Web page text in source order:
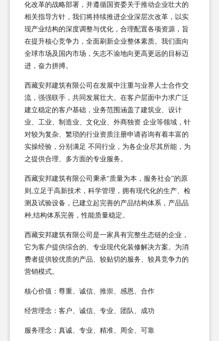
化改革的战略部署，并遵循国资委关于推动企业壮大的
相关指导方针，我们将持续推进企业深层次改革，以实
现产业结构的深度调整与优化，合理配置各项资源，旨
在提升核心竞争力，全面刷新企业整体素质。我们面向
全球市场及国内市场，矢志不渝地向更高更远的目标迈
进，奋力拼搏。
西藏安邦建筑有限公司在发展中注重与业界人士合作交
流，强强联手，共同发展壮大。在客户层面中力求广泛
建立稳定的客户基础，业务范围涵盖了建筑业、设计
业、工业、制造业、文化业、外商独资 企业等领域，针
对较为复杂、繁琐的行业资质注册申请咨询有着丰富的
实操经验，分别满足 不同行业，为各企业尽其所能，为
之提供合理、多方面的专业服务。
西藏安邦建筑有限公司秉承“质量为本，服务社会”的原
则,立足于高新技术，科学管理，拥有现代化的生产、检
测及试验设备，已建立起完善的产品结构体系，产品品
种,结构体系完善，性能质量稳定。
西藏安邦建筑有限公司是一家具有完整生态链的企业，
它为客户提供综合的、专业现代化装修解决方案。为消
费者提供较优质的产品、较贴切的服务、较具竞争力的
营销模式。
核心价值：尊重、诚信、推崇、感恩、合作
经营理念：客户、诚信、专业、团队、成功
服务理念：真诚、专业、精准、周全、可靠